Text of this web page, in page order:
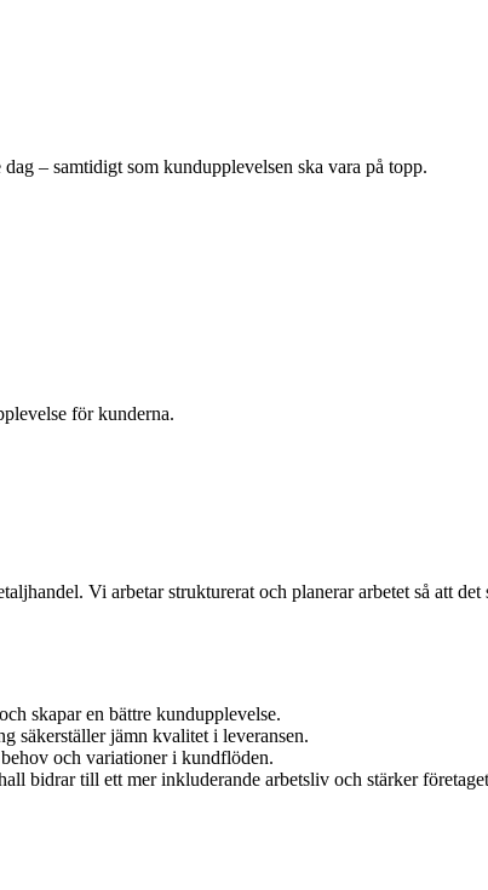
– samtidigt som kundupplevelsen ska vara på topp.
för kunderna.
Vi arbetar strukturerat och planerar arbetet så att
skapar en bättre kundupplevelse.
säkerställer jämn kvalitet i leveransen.
och variationer i kundflöden.
bidrar till ett mer inkluderande arbetsliv och stärker